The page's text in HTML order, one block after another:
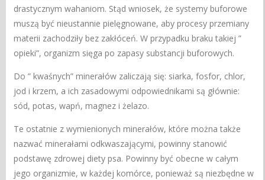
drastycznym wahaniom. Stąd wniosek, że systemy buforowe
muszą być nieustannie pielęgnowane, aby procesy przemiany
materii zachodziły bez zakłóceń. W przypadku braku takiej ”
opieki”, organizm sięga po zapasy substancji buforowych.
Do ” kwaśnych” minerałów zaliczają się: siarka, fosfor, chlor,
jod i krzem, a ich zasadowymi odpowiednikami są głównie:
sód, potas, wapń, magnez i żelazo.
Te ostatnie z wymienionych minerałów, które można także
nazwać minerałami odkwaszającymi, powinny stanowić
podstawę zdrowej diety psa. Powinny być obecne w całym
jego organizmie, w każdej komórce, ponieważ są niezbędne w